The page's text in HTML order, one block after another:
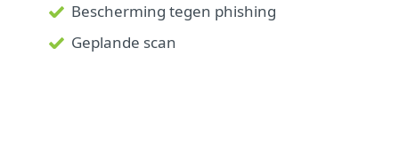
Bescherming tegen phishing
Geplande scan